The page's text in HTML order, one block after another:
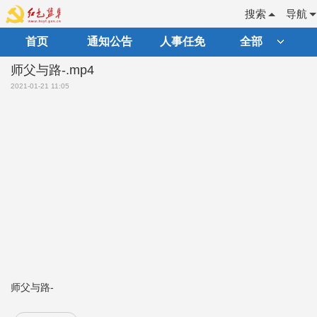
导航
搜索
首页 通知公告 人事任免 全部
师父与路-.mp4
2021-01-21 11:05
师父与路-